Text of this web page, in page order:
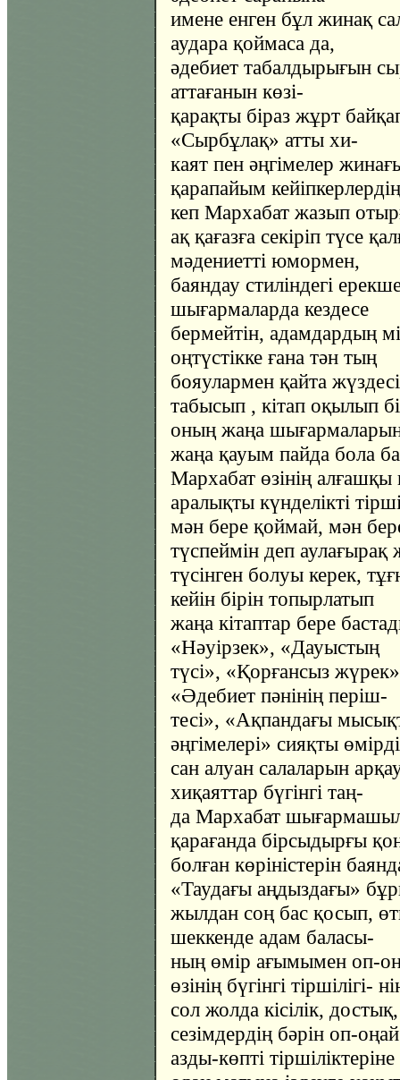
имене енген бұл жинақ
аудара қоймаса да,
әдебиет табалдырығын
аттағанын көзі-
қарақты біраз жұрт
«Сырбұлақ» атты хи-
каят пен әңгімелер
қарапайым
кеп Мархабат жазып
ақ қағазға секіріп түсе
мәдениетті юмормен,
баяндау стиліндегі
шығармаларда кездесе
бермейтін, адамдардың
оңтүстікке ғана тән тың
бояулармен қайта
табысып , кітап оқылып
оның жаңа шығармаларын
жаңа қауым пайда бола
Мархабат өзінің алғашқы
аралықты күнделікті
мән бере қоймай, мән
түспеймін деп аулағырақ
түсінген болуы керек,
кейін бірін топырлатып
жаңа кітаптар бере
«Нәуірзек», «Дауыстың
түсі», «Қорғансыз
«Әдебиет пәнінің періш-
тесі», «Ақпандағы
әңгімелері» сияқты
сан алуан салаларын
хиқаяттар бүгінгі таң-
да Мархабат
қарағанда бірсыдырғы
болған көріністерін
«Таудағы аңдыздағы»
жылдан соң бас қосып,
шеккенде адам баласы-
ның өмір ағымымен оп-
өзінің бүгінгі тіршілігі-
сол жолда кісілік,
сезімдердің бәрін оп-
азды-көпті